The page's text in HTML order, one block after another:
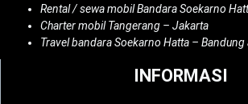
Rental / sewa mobil Bandara Soekarno
Charter mobil Tangerang – Jakarta
Travel bandara Soekarno Hatta – Bandung
INFORMASI